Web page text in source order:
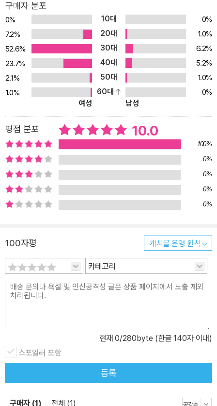
을 때), 토할 것 같은 표정이에요(자기 그림을 먹었을 때). 무엇보다
사자만 올컬러 색을 입고 있어요. 그 모습이 능청스러워 보이고 사랑
스럽기까지 하답니다. 하지만 그림을 억지로 그리는 아이들은 회색
빛깔을 띠고 있어요. 표정은 한 번도 밝아지질 않아요. 마지막에 아이
들이 드디어 자기 그림을 가질 수 있을 때에야 비로소 아이들은 활짝
웃지요. 『그림 먹는 사자』를 처음 읽을 때에는 겉으론 센 척하지만 사
실은 어수룩한 사자와 아이의 이야기가 쏙 빠져들 만큼 재밌어요. 하
지만 두 번, 세 번 읽으며 곰곰 생각해 보면 무언가 강제로 한다는 게
얼마나 아이들의 꿈을 빼앗고 힘들게 하는가를 알게 돼요. 좋아하는
그림 그리기조차도 말이에요. 그리고 남의 것만 부러워하는 아이들에
게 자기가 가진 것, 자기가 할 줄 아는 게 얼마나 소중한지도 깨닫게
하지요. 하지만 무엇보다도 『그림 먹는 사자』의 가장 큰 미덕은 사자
가 그림을 먹는다는 독특한 설정과 환상적인 그림으로 아이들의 상상
력에 날개를 달아준다는 점이랍니다. 자, 우리도 그림 먹는 사자가 사
는 나라로 상상 여행을 떠나 볼까요? 그림 먹는 사자 때문에 내 그림
도 두고 볼 수 없다니! 그림 먹는 사자가 사는 마을에는 아이들 그림이
들 그림은 그리자마자 사라져 버려요. 아이들은 아침 일찍 일어나자
마자 공부를, 아니 그림을 열 장이나 그려야 해요. 부모들은 아이들에
게 그림을 많이 그리라고 재촉해요. 혹시나 배고픈 사자에게 잡아먹
힐까 봐요. 이기적이고 비겁한 어른들이에요. 그런데, 여러분도 생각
해 보세요. 그림 그리는 것도 한두 번이죠, 매일 아침 열 장씩 그림 그
국 그림 그리기에 지쳐 가요. 다양한 색을 쓰거나 파란 하늘을 그리는
것도 귀여운 손 글씨를 써 넣는 것도 하지 않게 되지요. 그럴수록 사자
는 그림이 점점 맛없어진다며 무섭게 포효해요. 두려움에 떨던 한 아
이가 자기 그림도 두고두고 보지 못하는 이런 상황을 바꿔야겠다고
지요. 이 아이에겐 기발한 생각이 떠올랐어요. 그림을 많이 먹었으니
구매자 분포
0% 10대
0%
7.2%
20대
1.0%
52.6%
30대
6.2%
23.7%
40대
5.2%
2.1%
50대
1.0%
1.0%
60대
0%
여성
남성
평점 분포 10.0
100%
0%
0%
0%
0%
100자평 게시물 운영 원칙
카테고리
현재 0/280byte (한글 140자 이내)
스포일러 포함
등록
구매자 (1) 전체 (1)